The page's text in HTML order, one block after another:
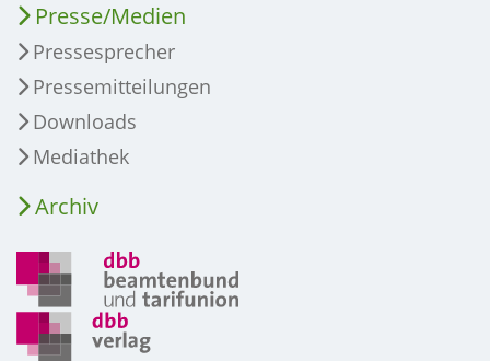
Presse/Medien
Pressesprecher
Pressemitteilungen
Downloads
Mediathek
Archiv